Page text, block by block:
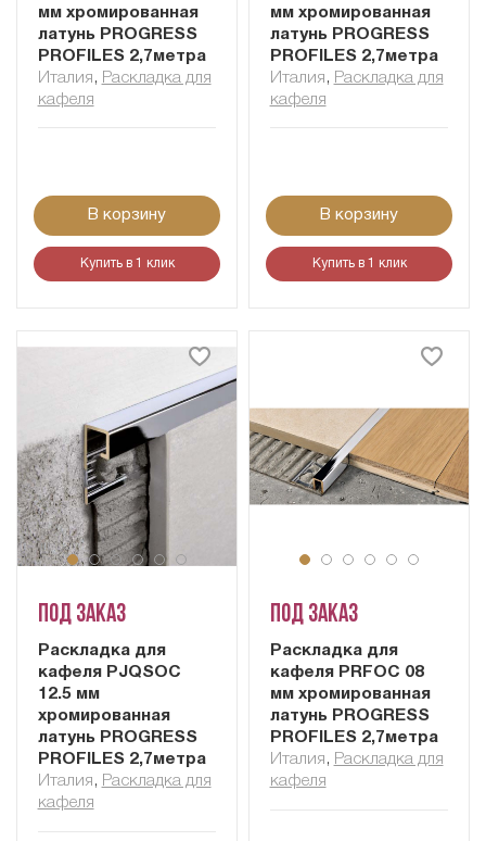
мм хромированная
латунь PROGRESS
PROFILES 2,7метра
Италия , Раскладка для
кафеля
В корзину
Купить в 1 клик
мм хромированная
латунь PROGRESS
PROFILES 2,7метра
Италия , Раскладка для
кафеля
В корзину
Купить в 1 клик
Под заказ
Раскладка для
кафеля PJQSOC
12.5 мм
хромированная
латунь PROGRESS
PROFILES 2,7метра
Италия , Раскладка для
кафеля
Под заказ
Раскладка для
кафеля PRFOC 08
мм хромированная
латунь PROGRESS
PROFILES 2,7метра
Италия , Раскладка для
кафеля